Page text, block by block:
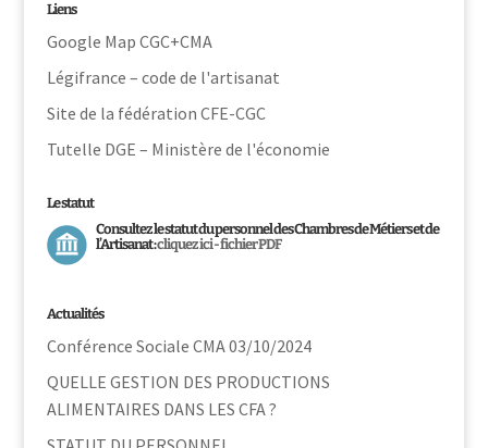
Liens
Google Map CGC+CMA
Légifrance – code de l'artisanat
Site de la fédération CFE-CGC
Tutelle DGE – Ministère de l'économie
Le statut
Consultez le statut du personnel des Chambres de Métiers et de
l’Artisanat :cliquez ici - fichier PDF
Actualités
Conférence Sociale CMA 03/10/2024
QUELLE GESTION DES PRODUCTIONS
ALIMENTAIRES DANS LES CFA ?